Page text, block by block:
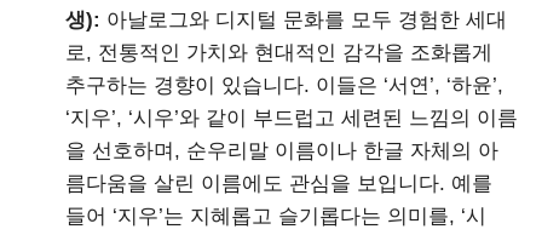
생): 아날로그와 디지털 문화를 모두 경험한 세대
로, 전통적인 가치와 현대적인 감각을 조화롭게
추구하는 경향이 있습니다. 이들은 ‘서연’, ‘하윤’,
‘지우’, ‘시우’와 같이 부드럽고 세련된 느낌의 이름
을 선호하며, 순우리말 이름이나 한글 자체의 아
름다움을 살린 이름에도 관심을 보입니다. 예를
들어 ‘지우’는 지혜롭고 슬기롭다는 의미를, ‘시